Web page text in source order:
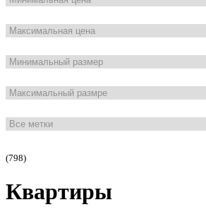
(798)
Квартиры